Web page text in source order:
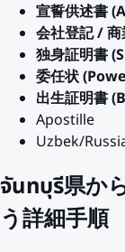
宣誓供述書
会社登記 /
独身証明書
委任状
出生証明書
Apostille
Uzbek/
จันทบุรี県か
う詳細手順